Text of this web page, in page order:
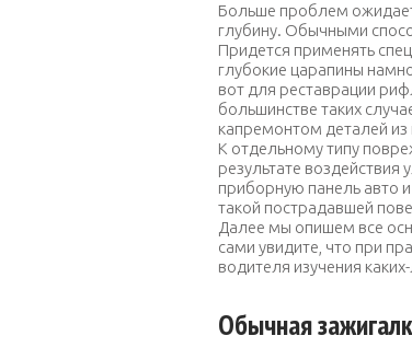
Больше проблем
глубину. Обычными
Придется применять
глубокие царапины
вот для реставрации
большинстве таких
капремонтом деталей из
К отдельному типу
результате
приборную панель авто
такой пострадавшей
Далее мы опишем все
сами увидите, что при
водителя изучения
Обычная